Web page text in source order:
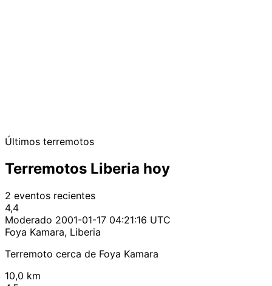
Últimos terremotos
Terremotos Liberia hoy
2 eventos recientes
4,4
Moderado 2001-01-17 04:21:16 UTC
Foya Kamara, Liberia
Terremoto cerca de Foya Kamara
10,0 km